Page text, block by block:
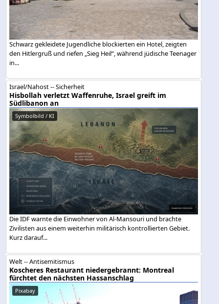
Schwarz gekleidete Jugendliche blockierten ein Hotel, zeigten
den Hitlergruß und riefen „Sieg Heil“, während jüdische Teenager
in...
Israel/Nahost -- Sicherheit
Hisbollah verletzt Waffenruhe, Israel greift im
Südlibanon an
Symbolbild / KI
Die IDF warnte die Einwohner von Al-Mansouri und brachte
Zivilisten aus einem weiterhin militärisch kontrollierten Gebiet.
Kurz darauf...
Welt -- Antisemitismus
Koscheres Restaurant niedergebrannt: Montreal
fürchtet den nächsten Hassanschlag
Pixabay